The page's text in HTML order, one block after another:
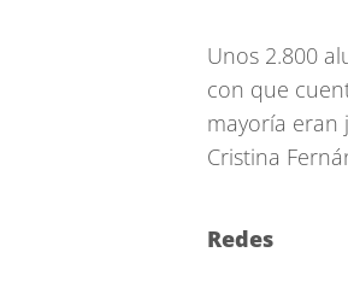
Unos 2.800
con que
mayoría eran
Cristina
Redes